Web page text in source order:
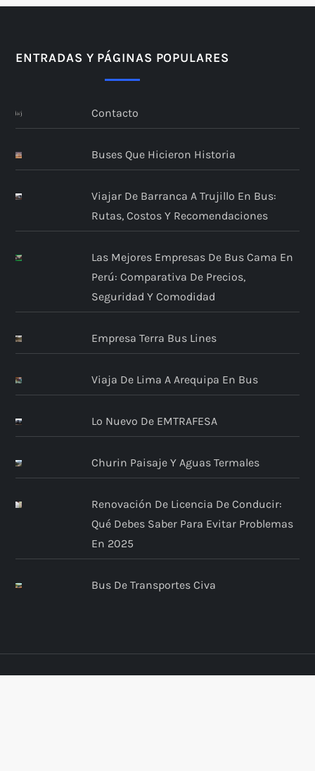
ENTRADAS Y PÁGINAS POPULARES
Contacto
Buses Que Hicieron Historia
Viajar De Barranca A Trujillo En Bus:
Rutas, Costos Y Recomendaciones
Las Mejores Empresas De Bus Cama En
Perú: Comparativa De Precios,
Seguridad Y Comodidad
Empresa Terra Bus Lines
Viaja De Lima A Arequipa En Bus
Lo Nuevo De EMTRAFESA
Churin Paisaje Y Aguas Termales
Renovación De Licencia De Conducir:
Qué Debes Saber Para Evitar Problemas
En 2025
Bus De Transportes Civa